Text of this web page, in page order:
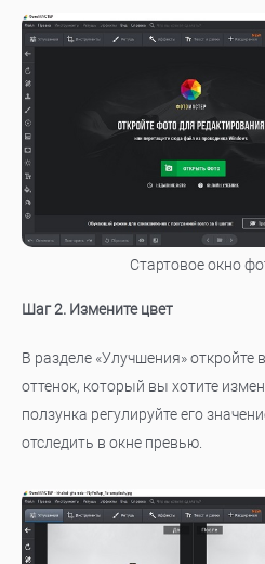
Стартовое окно
Шаг 2. Измените цвет
В разделе «Улучшения» откройте
оттенок, который вы хотите
ползунка регулируйте его
отследить в окне превью.